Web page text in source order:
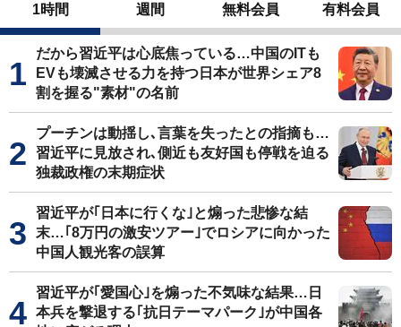
1時間 週間 無料会員 有料会員
だから習近平は心底焦っている…中国のITも
EVも壊滅させる力を持つ日本が世界シェア8
割を握る"素材"の名前
プーチンは動揺し､言葉を失ったとの指摘も…
習近平に見放され､側近も友好国も停戦を迫る
独裁政権の末期症状
習近平が｢日本に行くな｣と煽った悲惨な結
末…｢8万円の激安ツアー｣でロシアに向かった
中国人観光客の誤算
習近平が｢愛国心｣を煽った不気味な結果…日
本兵を撃退する｢抗日テーマパーク｣が中国各